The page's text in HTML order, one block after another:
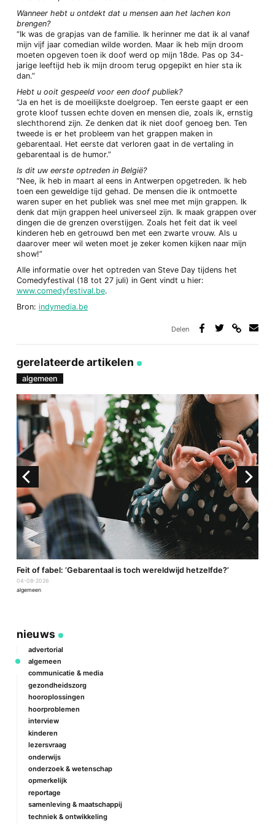
Wanneer hebt u ontdekt dat u mensen aan het lachen kon
brengen?
“Ik was de grapjas van de familie. Ik herinner me dat ik al vanaf
mijn vijf jaar comedian wilde worden. Maar ik heb mijn droom
moeten opgeven toen ik doof werd op mijn 18de. Pas op 34-
jarige leeftijd heb ik mijn droom terug opgepikt en hier sta ik
dan.”
Hebt u ooit gespeeld voor een doof publiek?
“Ja en het is de moeilijkste doelgroep. Ten eerste gaapt er een
grote kloof tussen echte doven en mensen die, zoals ik, ernstig
slechthorend zijn. Ze denken dat ik niet doof genoeg ben. Ten
tweede is er het probleem van het grappen maken in
gebarentaal. Het eerste dat verloren gaat in de vertaling in
gebarentaal is de humor.”
Is dit uw eerste optreden in België?
“Nee, ik heb in maart al eens in Antwerpen opgetreden. Ik heb
toen een geweldige tijd gehad. De mensen die ik ontmoette
waren super en het publiek was snel mee met mijn grappen. Ik
denk dat mijn grappen heel universeel zijn. Ik maak grappen over
dingen die de grenzen overstijgen. Zoals het feit dat ik veel
kinderen heb en getrouwd ben met een zwarte vrouw. Als u
daarover meer wil weten moet je zeker komen kijken naar mijn
show!”
Alle informatie over het optreden van Steve Day tijdens het
Comedyfestival (18 tot 27 juli) in Gent vindt u hier:
www.comedyfestival.be.
Bron: indymedia.be
Delen
gerelateerde artikelen
algemeen
Feit of fabel: ‘Gebarentaal is toch wereldwijd hetzelfde?’
04-08-2026
algemeen
nieuws
advertorial
algemeen
communicatie & media
gezondheidszorg
hooroplossingen
hoorproblemen
interview
kinderen
lezersvraag
onderwijs
onderzoek & wetenschap
opmerkelijk
reportage
samenleving & maatschappij
techniek & ontwikkeling